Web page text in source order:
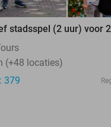
stadsspel (2 uur) voor
(+48 locaties)
379